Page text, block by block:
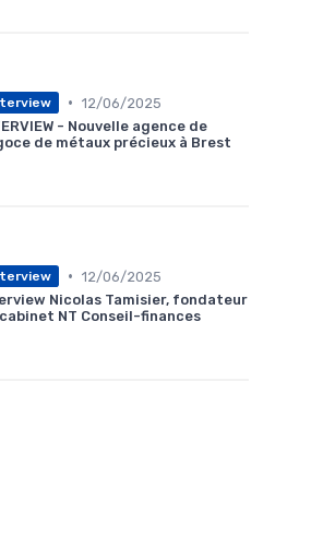
• 12/06/2025
- Nouvelle agence de
de métaux précieux à Brest
• 12/06/2025
Nicolas Tamisier, fondateur
NT Conseil-finances